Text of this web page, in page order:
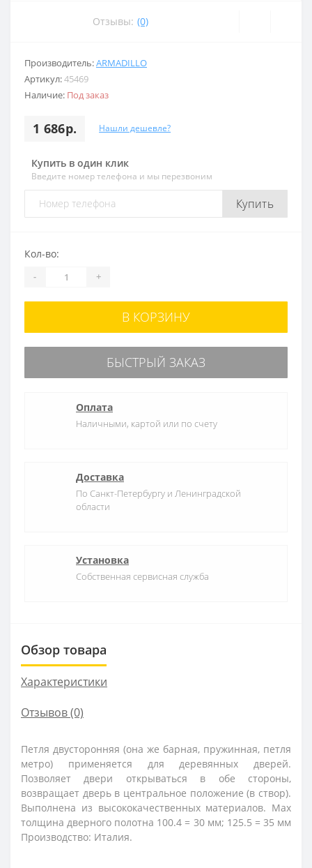
Отзывы: (0)
Производитель:ARMADILLO
Артикул:45469
Наличие: Под заказ
1 686р. Нашли дешевле?
Купить в один клик
Введите номер телефона и мы перезвоним
Купить
Кол-во:
- +
В КОРЗИНУ
БЫСТРЫЙ ЗАКАЗ
Оплата
Наличными, картой или по счету
Доставка
По Санкт-Петербургу и Ленинградской
области
Установка
Собственная сервисная служба
Обзор товара
Характеристики
Отзывов (0)
Петля двусторонняя (она же барная, пружинная, петля
метро) применяется для деревянных дверей.
Позволяет двери открываться в обе стороны,
возвращает дверь в центральное положение (в створ).
Выполнена из высококачественных материалов. Мах
толщина дверного полотна 100.4 = 30 мм; 125.5 = 35 мм
Производство: Италия.